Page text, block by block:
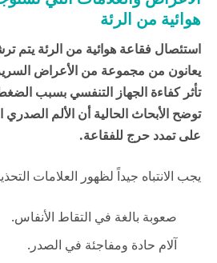
هوائية من الرئة
استئصال فقاعة هوائية من الرئة يتم
يعانون من مجموعة من الأعراض
تأثر كفاءة الجهاز التنفسي بسبب
توضح الأبحاث الحالية أن الألم
على تمدد حرج للفقاعة.
يجب الانتباه جيداً لظهور العلامات
صعوبة بالغة في التقاط الأنفاس.
آلام حادة ومفاجئة في الصدر.